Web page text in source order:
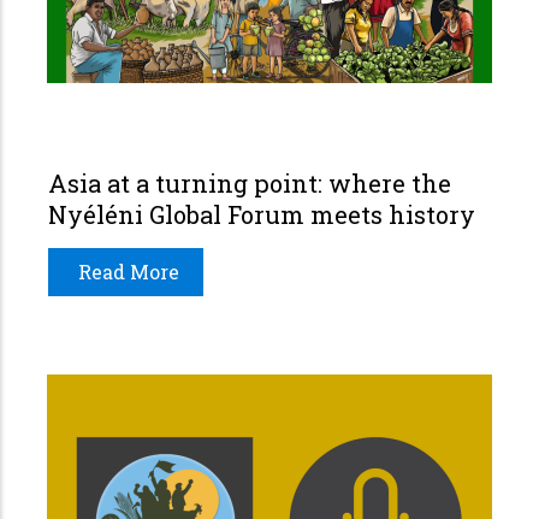
Asia at a turning point: where the
Nyéléni Global Forum meets history
Read More